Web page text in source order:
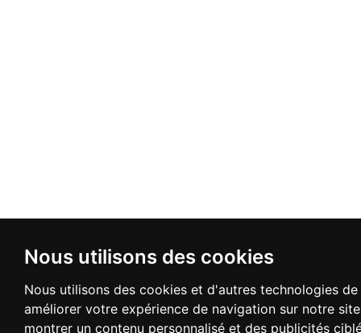
Nous utilisons des cookies
Nous utilisons des cookies et d'autres technologies
améliorer votre expérience de navigation sur notre
montrer un contenu personnalisé et des publicités